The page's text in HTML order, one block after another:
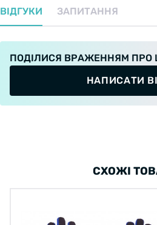
ВІДГУКИ ЗАПИТАННЯ
ПОДІЛИСЯ ВРАЖЕННЯМ ПРО
НАПИСАТИ
СХОЖІ